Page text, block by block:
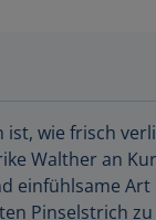
ist, wie frisch
Walther an
einfühlsame
Pinselstrich